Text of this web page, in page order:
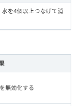
を4個以上つなげて消
無効化する